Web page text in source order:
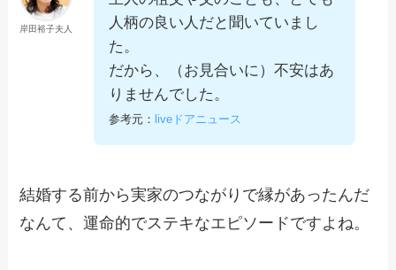
岸田裕子夫人
人柄の良い人だと聞いていまし
た。
だから、（お見合いに）不安はあ
りませんでした。
参考元： liveドアニュース
結婚する前から実家のつながりで縁があったんだ
なんて、運命的でステキなエピソードですよね。